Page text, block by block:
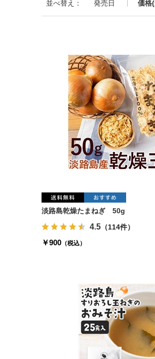
並べ替え： 発売日 価格
淡路島乾燥たまねぎ 50g
4.5 （114件）
￥900 （税込）